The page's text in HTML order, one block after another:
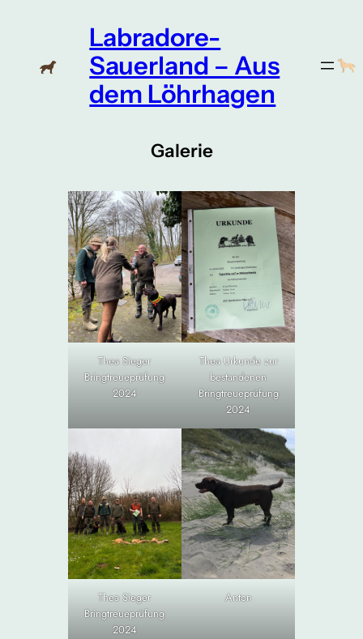
Labradore-
Sauerland – Aus
dem Löhrhagen
Galerie
Thea Sieger
Bringtreueprüfung
2024
Thea Urkunde zur
bestandenen
Bringtreueprüfung
2024
Thea Sieger
Bringtreueprüfung
2024
Anton